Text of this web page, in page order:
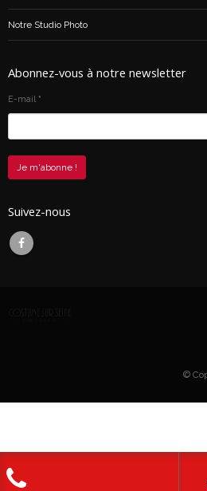
Notre Studio Photo
Abonnez-vous à notre newsletter
E-mail *
Suivez-nous
©